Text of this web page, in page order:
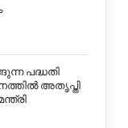
പദ്ധതി
അതൃപ്തി